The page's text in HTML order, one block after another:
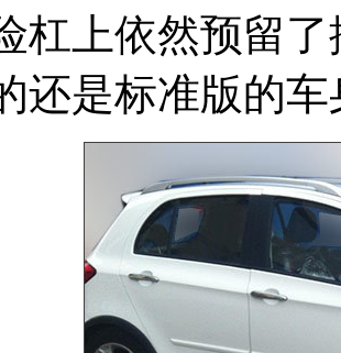
杠上依然预留
还是标准版的